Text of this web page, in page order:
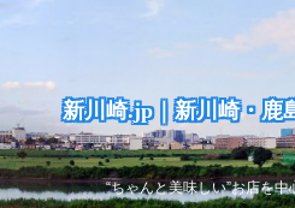
新川崎.jp｜新川崎・鹿
“ちゃんと美味しい”お店を